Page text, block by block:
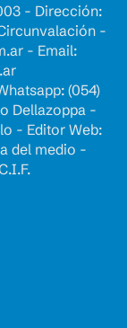
- Dirección:
-
- Email:
(054)
Dellazoppa -
- Editor Web:
del medio -